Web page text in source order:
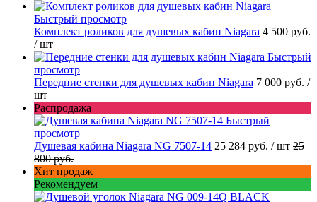
Быстрый просмотр
Комплект роликов для душевых кабин Niagara 4 500 руб.
/ шт
Быстрый
просмотр
Передние стенки для душевых кабин Niagara 7 000 руб. /
шт
Распродажа
Быстрый
просмотр
Душевая кабина Niagara NG 7507-14 25 284 руб. / шт 25
800 руб.
Хит продаж
Рекомендуем